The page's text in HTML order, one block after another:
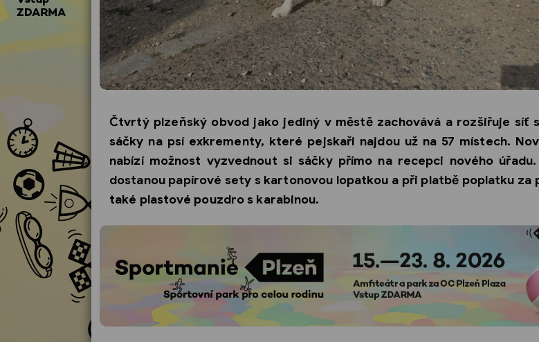
Čtvrtý plzeňský obvod jako jediný v městě zachovává a rozšiřuje síť
sáčky na psí exkrementy, které pejskaři najdou už na 57 místech.
nabízí možnost vyzvednout si sáčky přímo na recepci nového
dostanou papírové sety s kartonovou lopatkou a při platbě poplatku za
také plastové pouzdro s karabinou.